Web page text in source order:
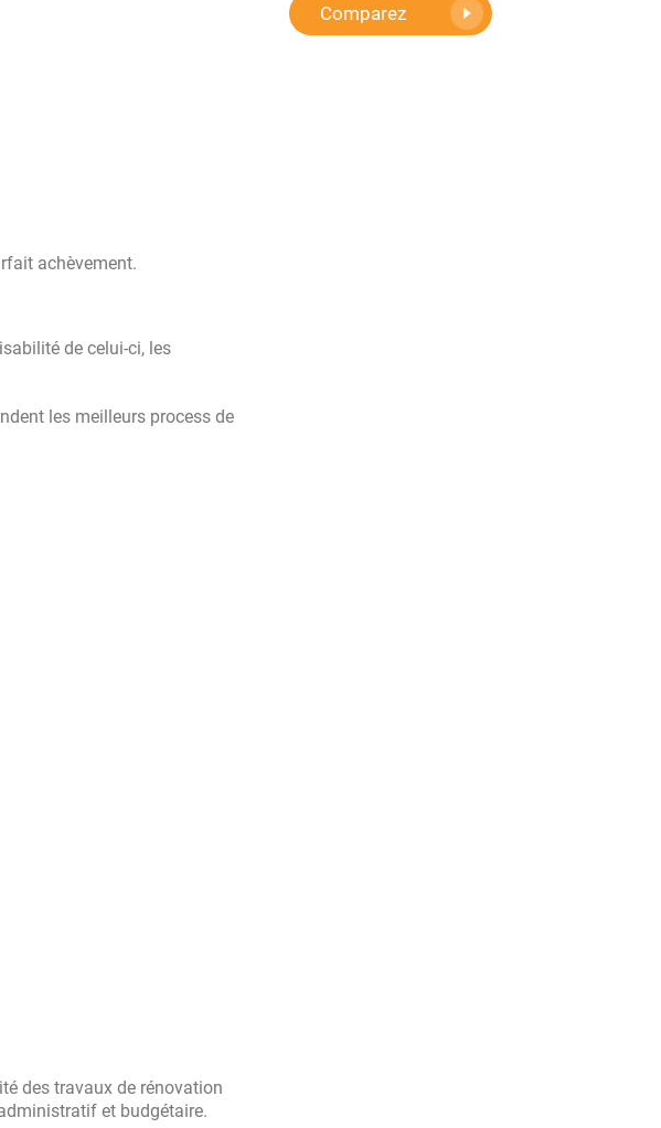
achèvement.
de celui-ci, les
les meilleurs process de
des travaux de rénovation
et budgétaire.
Comparez